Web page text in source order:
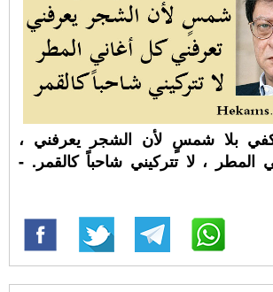
بلا شمسٍ لأن الشجر يعرفني ،
المطر ، لا تتركيني شاحباً كالقمر. -